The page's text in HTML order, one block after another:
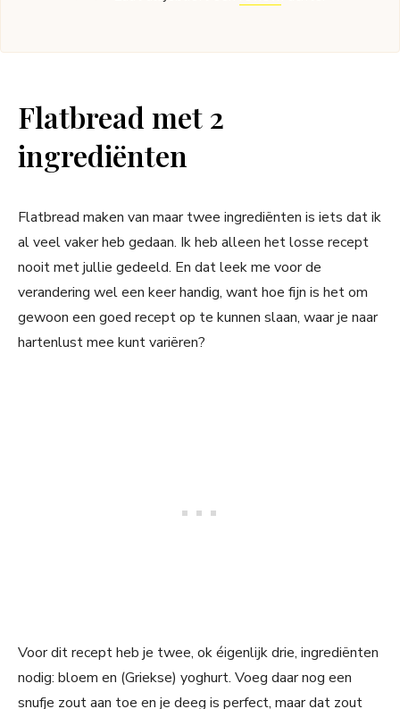
Flatbread met 2
ingrediënten
Flatbread maken van maar twee ingrediënten is iets dat ik
al veel vaker heb gedaan. Ik heb alleen het losse recept
nooit met jullie gedeeld. En dat leek me voor de
verandering wel een keer handig, want hoe fijn is het om
gewoon een goed recept op te kunnen slaan, waar je naar
hartenlust mee kunt variëren?
Voor dit recept heb je twee, ok éigenlijk drie, ingrediënten
nodig: bloem en (Griekse) yoghurt. Voeg daar nog een
snufje zout aan toe en je deeg is perfect, maar dat zout